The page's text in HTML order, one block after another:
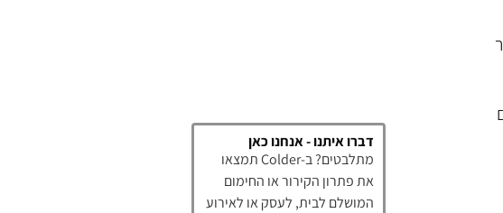
דברו איתנו - אנחנו כאן
מתלבטים? ב-Colder תמצאו
את פתרון הקירור או החימום
המושלם לבית, לעסק או לאירוע